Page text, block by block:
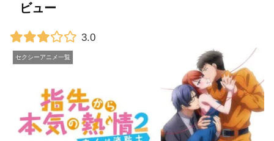
ビュー
3.0
セクシーアニメ一覧